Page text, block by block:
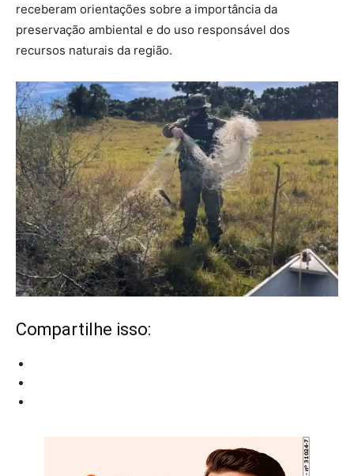
receberam orientações sobre a importância da
preservação ambiental e do uso responsável dos
recursos naturais da região.
Compartilhe isso: